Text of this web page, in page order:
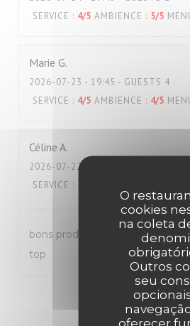
O
cookies
na coleta
Outros
seu
oferecer
SERVICE : 4/5 AMBIENCE : 5/5
Marie G
2026-07-23 - 19:45 - GUESTS 4
SERVICE : 4/5 AMBIENCE : 4/5
Céline A
2026-07-22
SERVICE : 5
bons produits et très bon
top
1